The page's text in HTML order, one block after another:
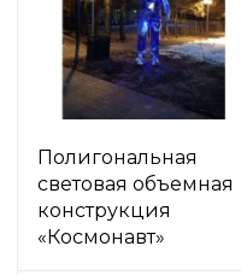
Полигональная
световая объемная
конструкция
«Космонавт»